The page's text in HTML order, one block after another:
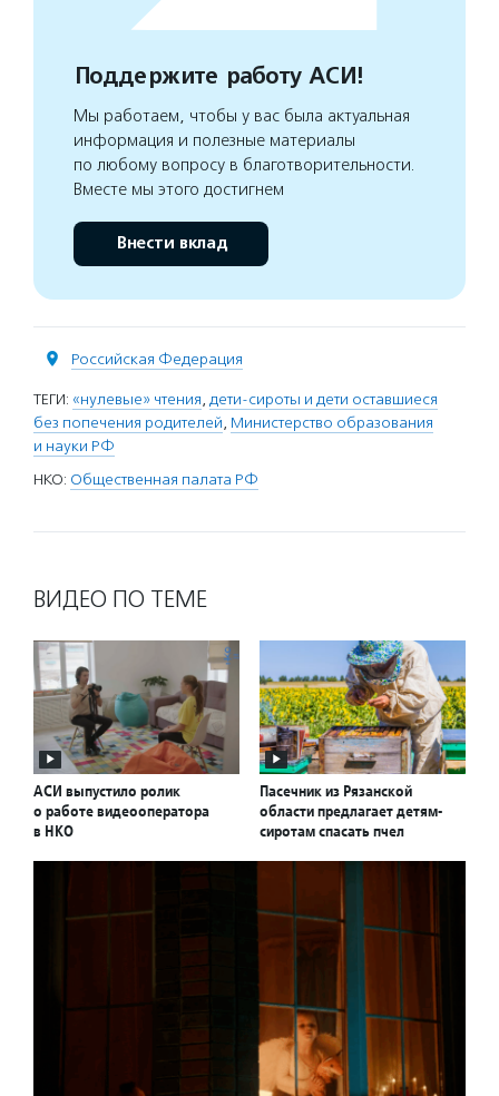
Поддержите работу АСИ!
Мы работаем, чтобы у вас была актуальная
информация и полезные материалы
по любому вопросу в благотворительности.
Вместе мы этого достигнем
Внести вклад
Российская Федерация
ТЕГИ: «нулевые» чтения, дети-сироты и дети оставшиеся
без попечения родителей, Министерство образования
и науки РФ
НКО: Общественная палата РФ
ВИДЕО ПО ТЕМЕ
АСИ выпустило ролик
о работе видеооператора
в НКО
Пасечник из Рязанской
области предлагает детям-
сиротам спасать пчел